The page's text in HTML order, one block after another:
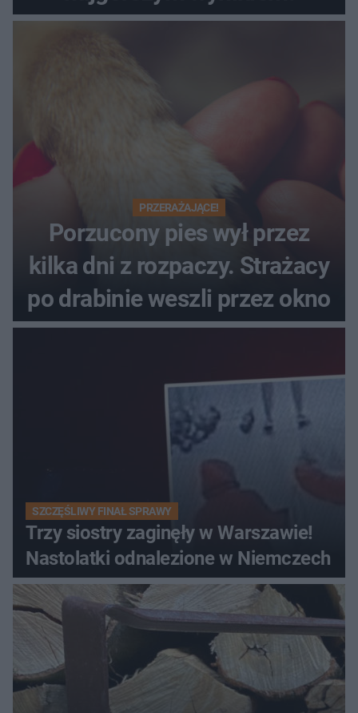
PRZERAŻAJĄCE!
Porzucony pies wył przez
kilka dni z rozpaczy. Strażacy
po drabinie weszli przez okno
SZCZĘŚLIWY FINAŁ SPRAWY
Trzy siostry zaginęły w Warszawie!
Nastolatki odnalezione w Niemczech